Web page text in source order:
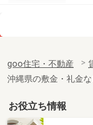
専
間取
沖縄県那覇市安謝２
goo住宅・不動産
沖縄県の敷金・礼金
お役立ち情報